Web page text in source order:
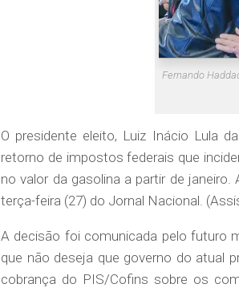
Fernando
O presidente eleito, Luiz Inácio Lula
retorno de impostos federais que
no valor da gasolina a partir de
terça-feira (27) do Jornal Nacional.
A decisão foi comunicada pelo futuro
que não deseja que governo do atual
cobrança do PIS/Cofins sobre os